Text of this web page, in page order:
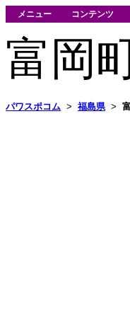
メニュー コンテンツ
富岡
パワスポコム > 福島県 >